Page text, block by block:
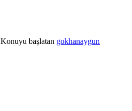
Konuyu başlatan gokhanaygun